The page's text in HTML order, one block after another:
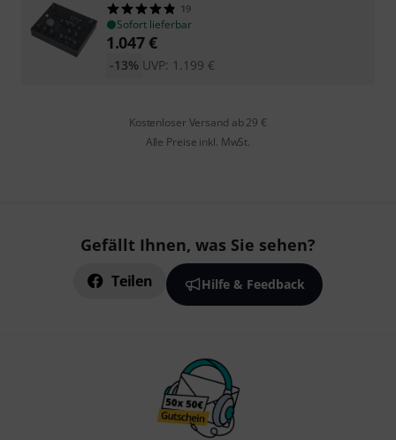
19
Sofort lieferbar
1.047€
UVP: 1.199 €
-13%
Kostenloser Versand ab 29 €
Alle Preise inkl. MwSt.
Gefällt Ihnen, was Sie sehen?
Teilen Hilfe & Feedback